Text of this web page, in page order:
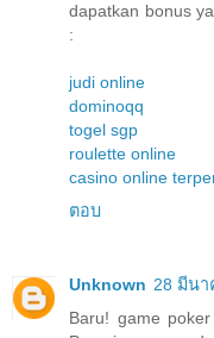
dapatkan bonus
:
judi online
dominoqq
togel sgp
roulette online
casino online
ตอบ
Unknown 28 มีนา
Baru! game